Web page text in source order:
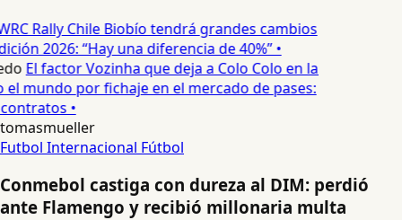
Rally Chile Biobío tendrá grandes cambios
2026: “Hay una diferencia de 40%” •
El factor Vozinha que deja a Colo Colo en la
mundo por fichaje en el mercado de pases:
•
tomasmueller
Futbol Internacional Fútbol
Conmebol castiga con dureza al DIM: perdió
ante Flamengo y recibió millonaria multa